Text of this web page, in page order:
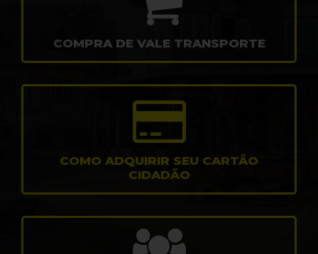
COMPRA DE VALE TRANSPORTE
COMO ADQUIRIR SEU CARTÃO
CIDADÃO